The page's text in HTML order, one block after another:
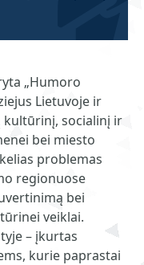
„Humoro
Lietuvoje ir
kultūrinį, socialinį ir
bei miesto
problemas
regionuose
bei
veiklai.
– įkurtas
kurie paprastai